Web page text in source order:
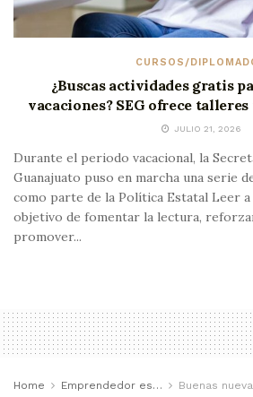
CURSOS/
¿Buscas actividades gratis
vacaciones? SEG ofrece
JULIO 21, 2026
Durante el periodo vacacional, la
Guanajuato puso en marcha una serie
como parte de la Política Estatal Leer
objetivo de fomentar la lectura,
promover...
Home Emprendedor es… Buenas